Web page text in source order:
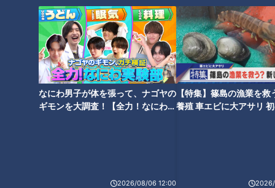
なにわ男子が体を張って、ナゴヤの
ギモンを大調査！【全力！なにわ実
2026/08/06 12:00
【特集】篠島の漁業を救
養殖 車エビに大アサリ
メジャー通算164本の助っ人ミ
ゲル・サノー！ゴリラパワーで
順調な手応えを語る！
開幕スタメン遊撃手の座は誰
に？井上ドラゴンズ最大のテー
マいよいよ決着へ